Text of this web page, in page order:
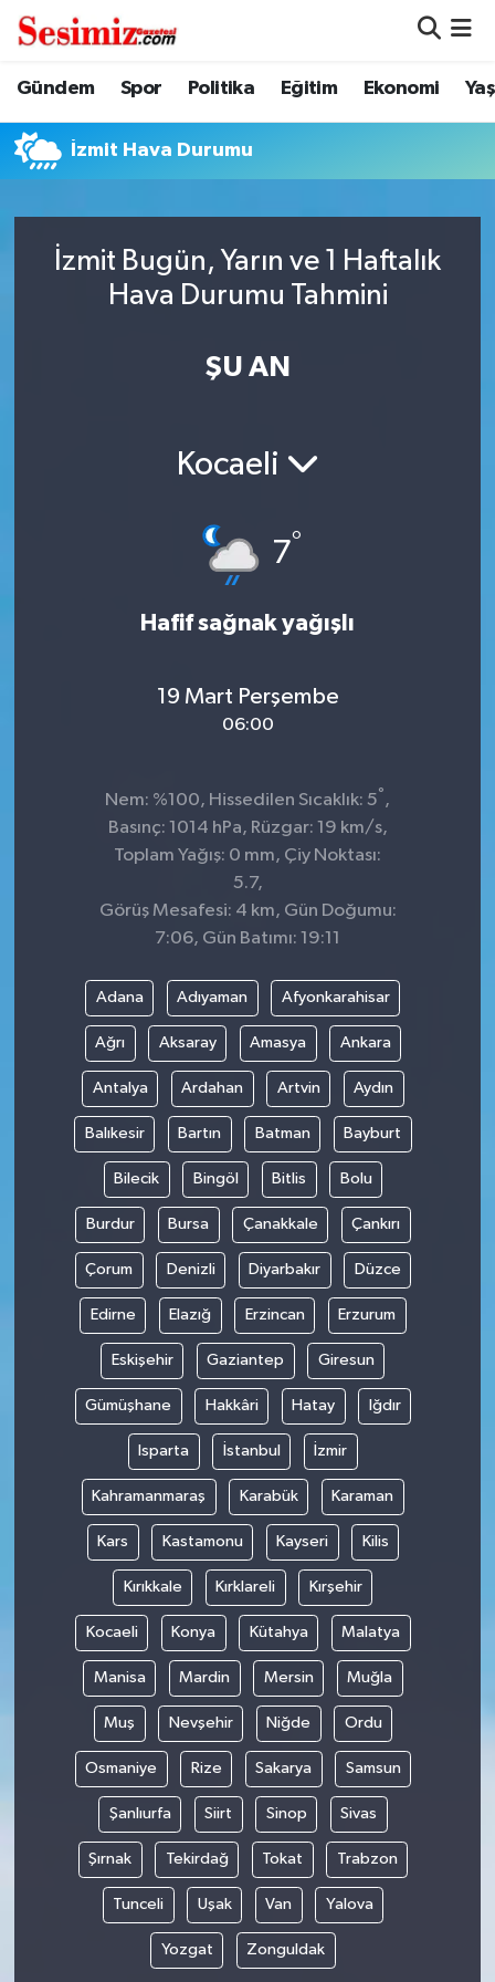
Gündem Spor Politika Eğitim Ekonomi
İzmit Hava Durumu
İzmit Bugün, Yarın ve 1 Haftalık
Hava Durumu Tahmini
ŞU AN
Kocaeli
7°
Hafif sağnak yağışlı
19 Mart Perşembe
06:00
Nem: %100, Hissedilen Sıcaklık: 5° ,
Basınç: 1014 hPa, Rüzgar: 19 km/s,
Toplam Yağış: 0 mm, Çiy Noktası:
5.7,
Görüş Mesafesi: 4 km, Gün Doğumu:
7:06, Gün Batımı: 19:11
Adana Adıyaman Afyonkarahisar
Ağrı Aksaray Amasya Ankara
Antalya Ardahan Artvin Aydın
Balıkesir Bartın Batman Bayburt
Bilecik Bingöl Bitlis Bolu
Burdur Bursa Çanakkale Çankırı
Çorum Denizli Diyarbakır Düzce
Edirne Elazığ Erzincan Erzurum
Eskişehir Gaziantep Giresun
Gümüşhane Hakkâri Hatay Iğdır
Isparta İstanbul İzmir
Kahramanmaraş Karabük Karaman
Kars Kastamonu Kayseri Kilis
Kırıkkale Kırklareli Kırşehir
Kocaeli Konya Kütahya Malatya
Manisa Mardin Mersin Muğla
Muş Nevşehir Niğde Ordu
Osmaniye Rize Sakarya Samsun
Şanlıurfa Siirt Sinop Sivas
Şırnak Tekirdağ Tokat Trabzon
Tunceli Uşak Van Yalova
Yozgat Zonguldak
Dünya
Eğitim
Genel
Gündem
Nöbetçi Eczaneler
Hava Durumu
Trafik Durumu
Süper Lig Puan Durumu ve Fikstür